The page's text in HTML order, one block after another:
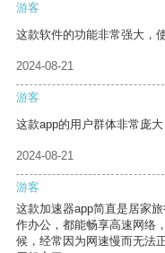
游客
这款软件的功能非常强大，
2024-08-21
游客
这款app的用户群体非常庞
2024-08-21
游客
这款加速器app简直是居家
作办公，都能畅享高速网络
候，经常因为网速慢而无法